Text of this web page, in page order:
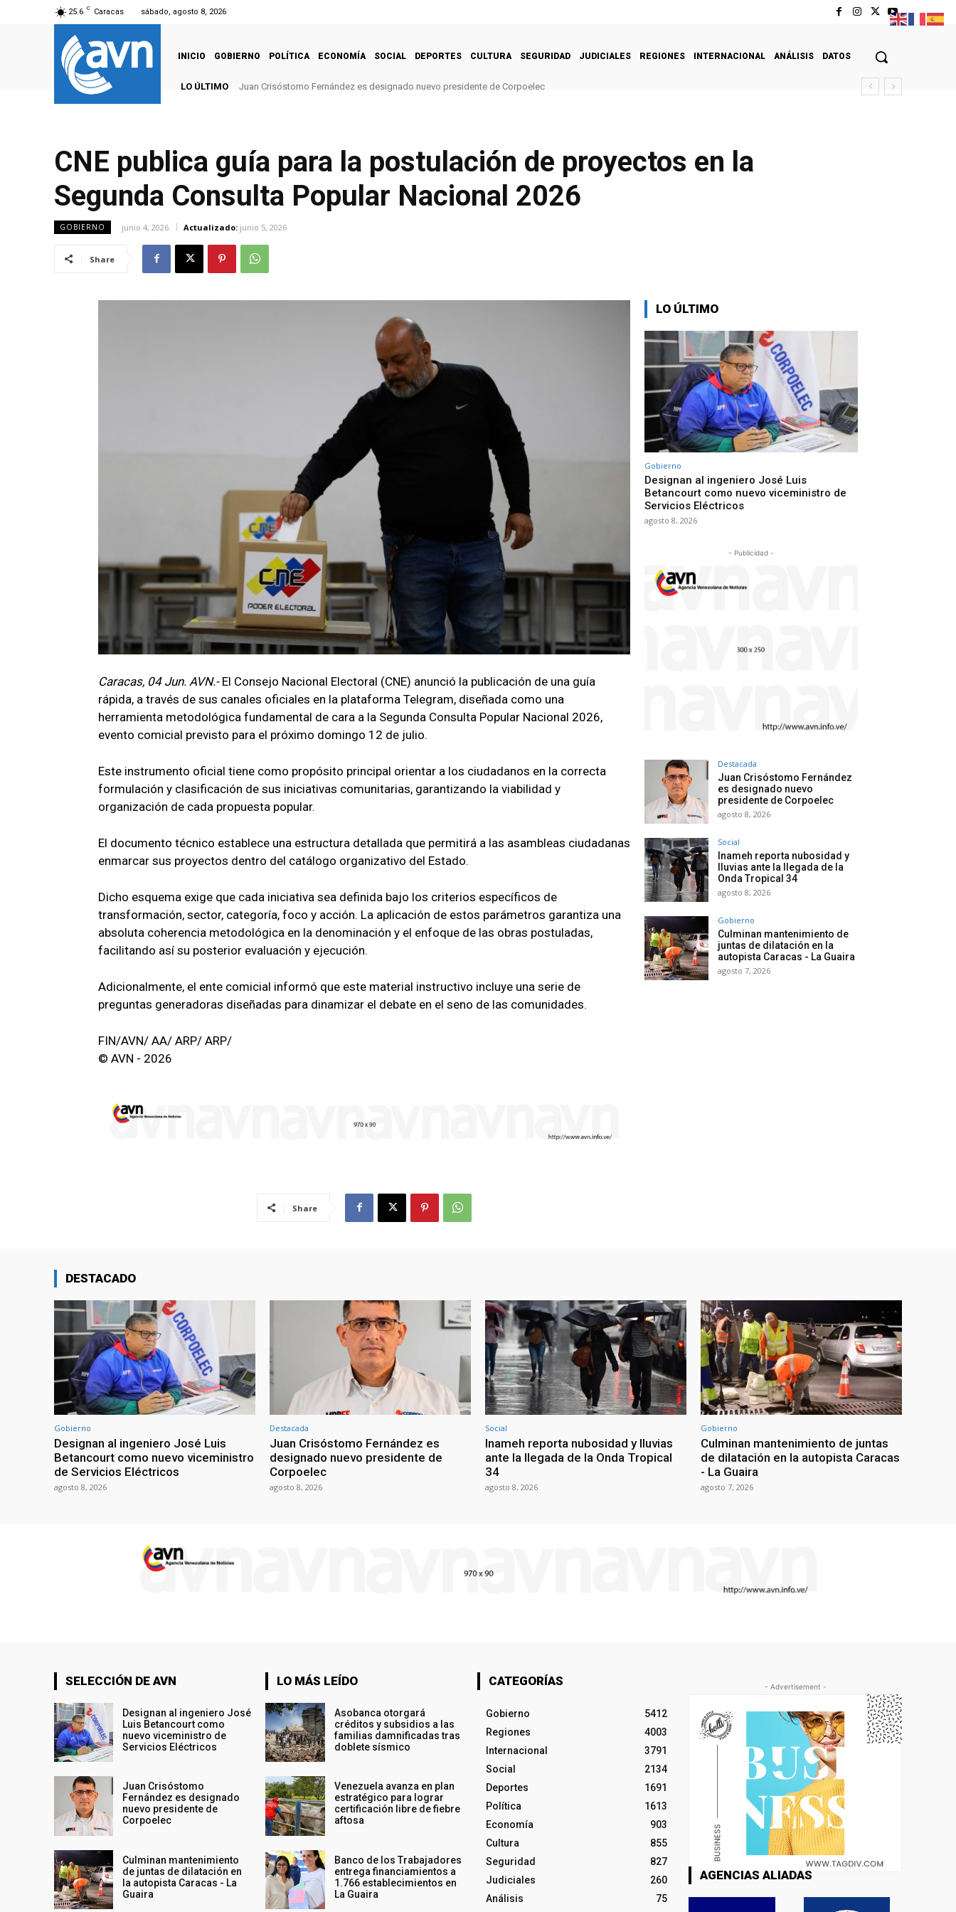
25.6 C Caracas sábado, agosto 8, 2026
INICIO GOBIERNO POLÍTICA ECONOMÍA SOCIAL DEPORTES CULTURA SEGURIDAD JUDICIALES REGIONES INTERNACIONAL ANÁLISIS DATOS
LO ÚLTIMO Juan Crisóstomo Fernández es designado nuevo presidente de Corpoelec
CNE publica guía para la postulación de proyectos en la
Segunda Consulta Popular Nacional 2026
GOBIERNO junio 4, 2026 Actualizado: junio 5, 2026
Share
Caracas, 04 Jun. AVN.- El Consejo Nacional Electoral (CNE) anunció la publicación de una guía
rápida, a través de sus canales oficiales en la plataforma Telegram, diseñada como una
herramienta metodológica fundamental de cara a la Segunda Consulta Popular Nacional 2026,
evento comicial previsto para el próximo domingo 12 de julio.
Este instrumento oficial tiene como propósito principal orientar a los ciudadanos en la correcta
formulación y clasificación de sus iniciativas comunitarias, garantizando la viabilidad y
organización de cada propuesta popular.
El documento técnico establece una estructura detallada que permitirá a las asambleas ciudadanas
enmarcar sus proyectos dentro del catálogo organizativo del Estado.
Dicho esquema exige que cada iniciativa sea definida bajo los criterios específicos de
transformación, sector, categoría, foco y acción. La aplicación de estos parámetros garantiza una
absoluta coherencia metodológica en la denominación y el enfoque de las obras postuladas,
facilitando así su posterior evaluación y ejecución.
Adicionalmente, el ente comicial informó que este material instructivo incluye una serie de
preguntas generadoras diseñadas para dinamizar el debate en el seno de las comunidades.
FIN/AVN/ AA/ ARP/ ARP/
© AVN - 2026
Share
LO ÚLTIMO
Gobierno
Designan al ingeniero José Luis
Betancourt como nuevo viceministro de
Servicios Eléctricos
agosto 8, 2026
- Publicidad -
Destacada
Juan Crisóstomo Fernández
es designado nuevo
presidente de Corpoelec
agosto 8, 2026
Social
Inameh reporta nubosidad y
lluvias ante la llegada de la
Onda Tropical 34
agosto 8, 2026
Gobierno
Culminan mantenimiento de
juntas de dilatación en la
autopista Caracas - La Guaira
agosto 7, 2026
DESTACADO
Gobierno
Designan al ingeniero José Luis
Betancourt como nuevo viceministro
de Servicios Eléctricos
agosto 8, 2026
Destacada
Juan Crisóstomo Fernández es
designado nuevo presidente de
Corpoelec
agosto 8, 2026
Social
Inameh reporta nubosidad y lluvias
ante la llegada de la Onda Tropical
34
agosto 8, 2026
Gobierno
Culminan mantenimiento de juntas
de dilatación en la autopista Caracas
- La Guaira
agosto 7, 2026
SELECCIÓN DE AVN
Designan al ingeniero José
Luis Betancourt como
nuevo viceministro de
Servicios Eléctricos
Juan Crisóstomo
Fernández es designado
nuevo presidente de
Corpoelec
Culminan mantenimiento
de juntas de dilatación en
la autopista Caracas - La
Guaira
LO MÁS LEÍDO
Asobanca otorgará
créditos y subsidios a las
familias damnificadas tras
doblete sísmico
Venezuela avanza en plan
estratégico para lograr
certificación libre de fiebre
aftosa
Banco de los Trabajadores
entrega financiamientos a
1.766 establecimientos en
La Guaira
CATEGORÍAS
Gobierno
5412
Regiones
4003
Internacional
3791
Social
2134
Deportes
1691
Política
1613
Economía
903
Cultura
855
Seguridad
827
Judiciales
260
Análisis
75
- Advertisement -
AGENCIAS ALIADAS